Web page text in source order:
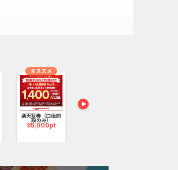
楽天証券（口座開
設のみ）
95,000pt
オススメ